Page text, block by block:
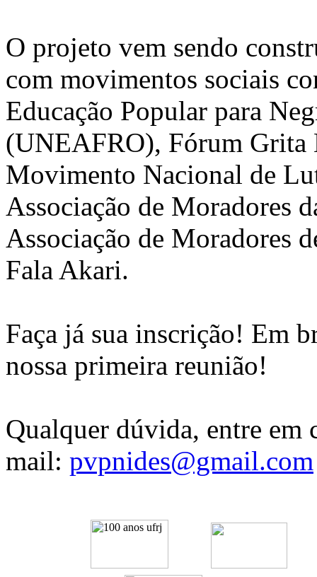
O projeto vem sendo
com movimentos sociais
Educação Popular para
(UNEAFRO), Fórum Grita
Movimento Nacional de
Associação de Moradores
Associação de Moradores
Fala Akari.
Faça já sua inscrição! Em
nossa primeira reunião!
Qualquer dúvida, entre em
mail: pvpnides@gmail.com